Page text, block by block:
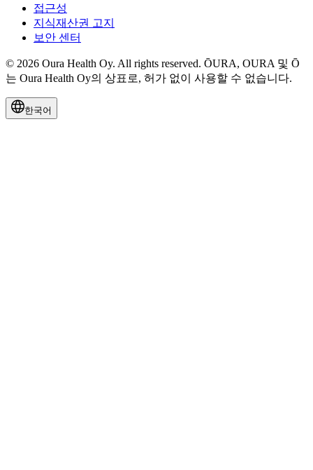
접근성
지식재산권 고지
보안 센터
© 2026 Oura Health Oy. All rights reserved. ŌURA, OURA 및 Ō
는 Oura Health Oy의 상표로, 허가 없이 사용할 수 없습니다.
한국어